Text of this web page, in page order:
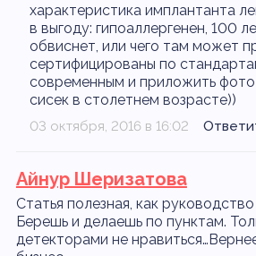
характеристика имплантанта
в выгоду: гипоаллергенен, 100
обвиснет, или чего там может
сертифицированы по
современным и приложить
сисек в столетнем возрасте))
03 октября, 2016 в 16:02
Айнур Шеризатова
Статья полезная, как
Берешь и делаешь по пунктам.
детекторами не